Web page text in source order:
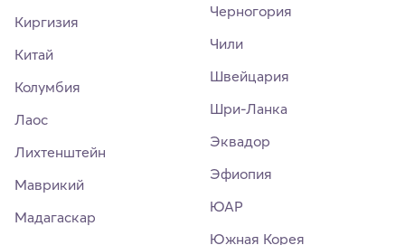
Киргизия
Китай
Колумбия
Лаос
Лихтенштейн
Маврикий
Мадагаскар
Черногория
Чили
Швейцария
Шри-Ланка
Эквадор
Эфиопия
ЮАР
Южная Корея